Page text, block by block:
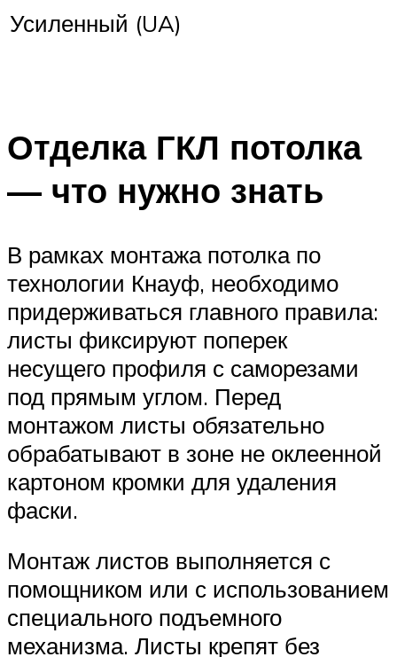
Усиленный (UA)
Отделка ГКЛ потолка
— что нужно знать
В рамках монтажа потолка по
технологии Кнауф, необходимо
придерживаться главного правила:
листы фиксируют поперек
несущего профиля с саморезами
под прямым углом. Перед
монтажом листы обязательно
обрабатывают в зоне не оклеенной
картоном кромки для удаления
фаски.
Монтаж листов выполняется с
помощником или с использованием
специального подъемного
механизма. Листы крепят без